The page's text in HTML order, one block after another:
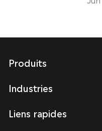
Produits
Industries
Liens rapides